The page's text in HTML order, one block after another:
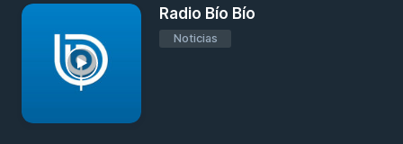
Radio Bío Bío
Noticias